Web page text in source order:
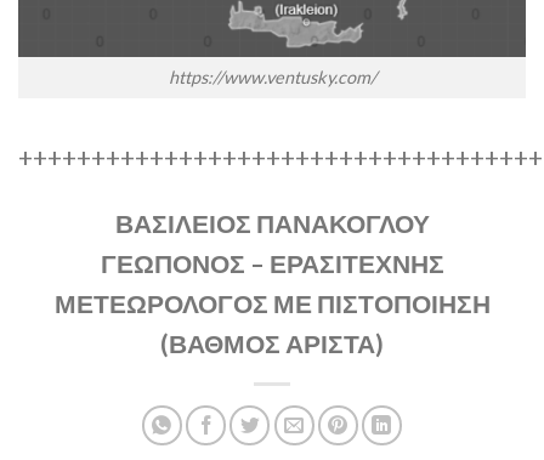
https://www.ventusky.com/
++++++++++++++++++++++++++++++++++++
ΒΑΣΙΛΕΙΟΣ ΠΑΝΑΚΟΓΛΟΥ
ΓΕΩΠΟΝΟΣ – ΕΡΑΣΙΤΕΧΝΗΣ
ΜΕΤΕΩΡΟΛΟΓΟΣ ΜΕ ΠΙΣΤΟΠΟΙΗΣΗ
(ΒΑΘΜΟΣ ΑΡΙΣΤΑ)